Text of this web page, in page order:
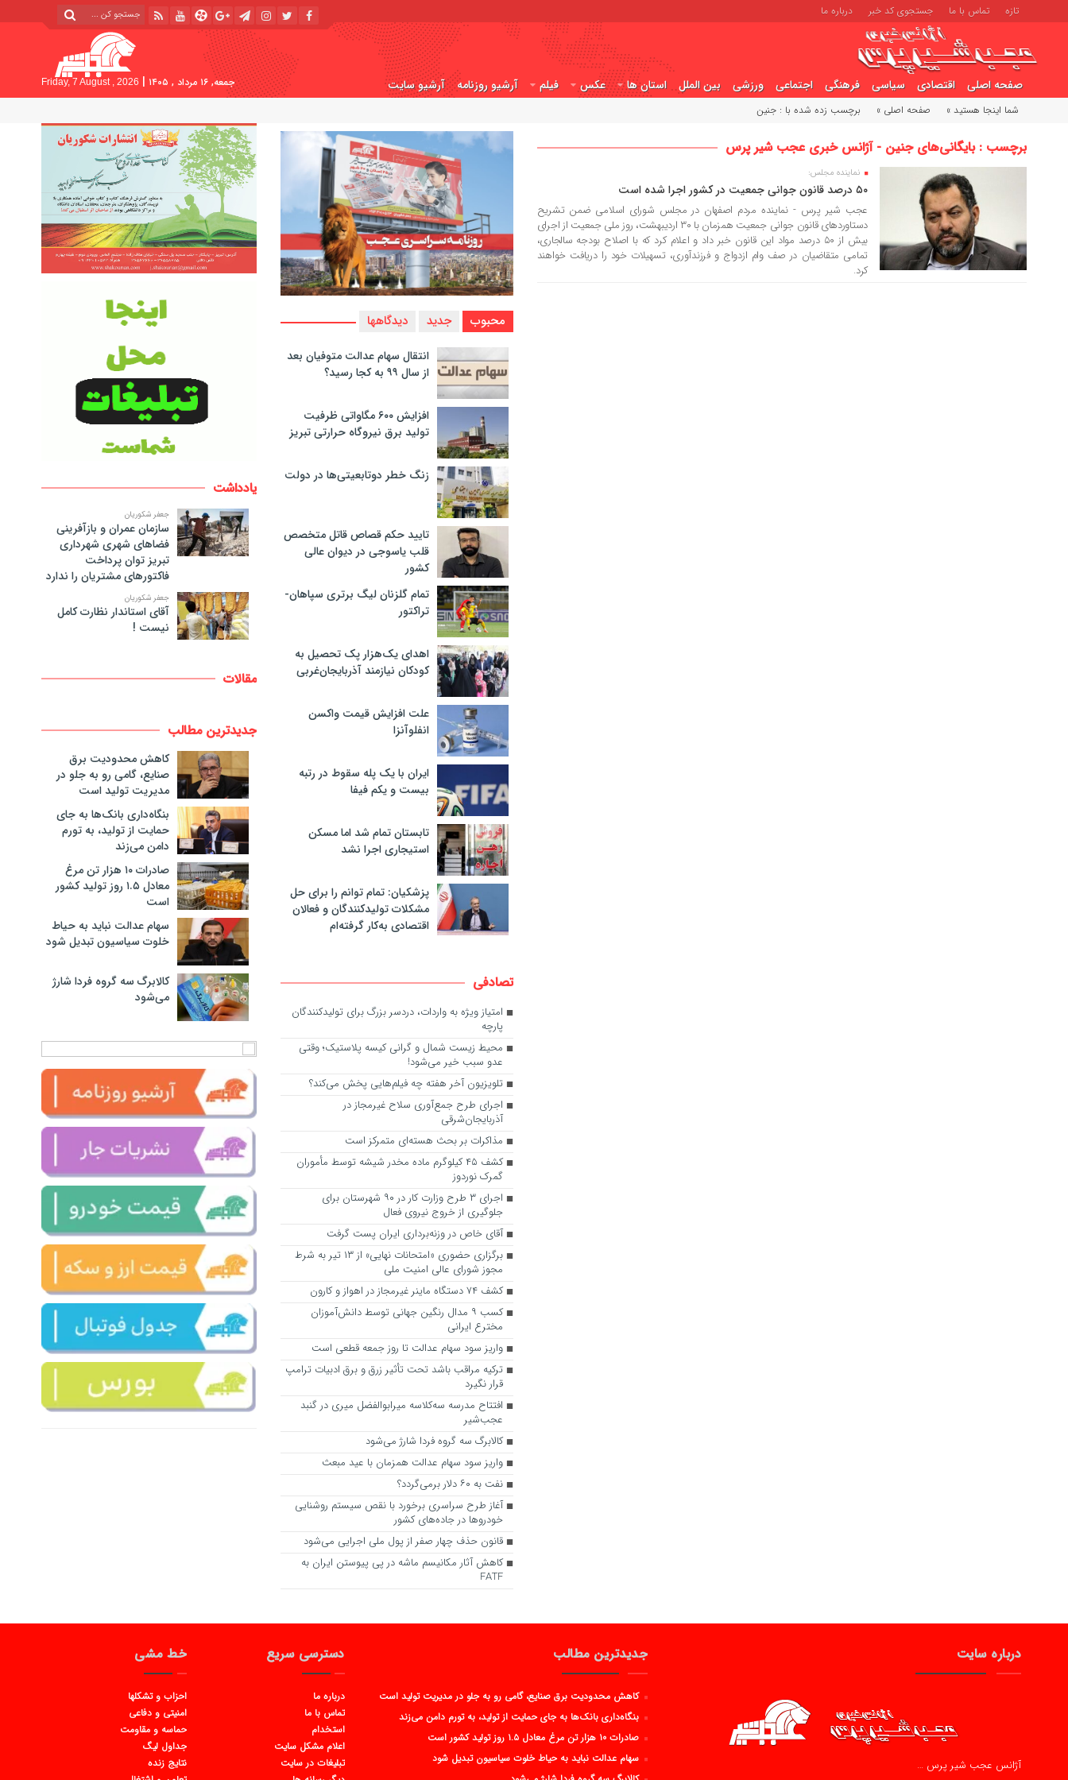
تازه تماس با ما جستجوی کد خبر درباره ما
صفحه اصلی اقتصادی سیاسی فرهنگی اجتماعی ورزشی بین الملل استان ها عکس فیلم آرشیو روزنامه آرشیو سایت جمعه, ۱۶ مرداد , ۱۴۰۵ |
Friday, 7 August , 2026
شما اینجا هستید » صفحه اصلی » برچسب زده شده با : جنین
برچسب : بایگانی‌های جنین - آژانس خبری عجب شیر پرس
نماینده مجلس:
۵۰ درصد قانون جوانی جمعیت در کشور اجرا شده است
عجب شیر پرس - نماینده مردم اصفهان در مجلس شورای اسلامی ضمن تشریح
دستاوردهای قانون جوانی جمعیت همزمان با ۳۰ اردیبهشت، روز ملی جمعیت از اجرای
بیش از ۵۰ درصد مواد این قانون خبر داد و اعلام کرد که با اصلاح بودجه سالجاری،
تمامی متقاضیان در صف وام ازدواج و فرزندآوری، تسهیلات خود را دریافت خواهند
کرد.
محبوب جدید دیدگاهها
انتقال سهام عدالت متوفیان بعد
از سال ۹۹ به کجا رسید؟
افزایش ۶۰۰ مگاواتی ظرفیت
تولید برق نیروگاه حرارتی تبریز
زنگ خطر دوتابعیتی‌ها در دولت
تایید حکم قصاص قاتل متخصص
قلب یاسوجی در دیوان عالی
کشور
تمام گلزنان لیگ‌ برتری سپاهان-
تراکتور
اهدای یک‌هزار پک تحصیل به
کودکان نیازمند آذربایجان‌غربی
علت افزایش قیمت واکسن
انفلوآنزا
ایران با یک پله سقوط در رتبه
بیست و یکم فیفا
تابستان تمام شد اما مسکن
استیجاری اجرا نشد
پزشکیان: تمام توانم را برای حل
مشکلات تولیدکنندگان و فعالان
اقتصادی به‌کار گرفته‌ام
تصادفی
امتیاز ویژه به واردات، دردسر بزرگ برای تولیدکنندگان
پارچه
محیط زیست شمال و گرانی کیسه پلاستیک؛ وقتی
عدو سبب خیر می‌شود!
تلویزیون آخر هفته چه فیلم‌هایی پخش می‌کند؟
اجرای طرح جمع‌آوری سلاح غیرمجاز در
آذربایجان‌شرقی
مذاکرات بر بحث هسته‌ای متمرکز است
کشف ۴۵ کیلوگرم ماده مخدر شیشه توسط مأموران
گمرک نوردوز
اجرای ۳ طرح وزارت کار در ۹۰ شهرستان برای
جلوگیری از خروج نیروی فعال
آقای خاص در وزنه‌برداری ایران پست گرفت
برگزاری حضوری «امتحانات نهایی» از ۱۳ تیر به شرط
مجوز شورای عالی امنیت ملی
کشف ۷۴ دستگاه ماینر غیرمجاز در اهواز و کارون
کسب ۹ مدال رنگین جهانی توسط دانش‌آموزان
مخترع ایرانی
واریز سود سهام عدالت تا روز جمعه قطعی است
ترکیه مراقب باشد تحت تأثیر زرق و برق ادبیات ترامپ
قرار نگیرد
افتتاح مدرسه سه‌کلاسه میرابوالفضل میری در گنبد
عجب‌شیر
کالابرگ سه گروه فردا شارژ می‌شود
واریز سود سهام عدالت همزمان با عید مبعث
نفت به ۶۰ دلار برمی‌گردد؟
آغاز طرح سراسری برخورد با نقص سیستم روشنایی
خودروها در جاده‌های کشور
قانون حذف چهار صفر از پول ملی اجرایی می‌شود
کاهش آثار مکانیسم ماشه در پی پیوستن ایران به
FATF
یادداشت
جعفر شکوریان
سازمان عمران و بازآفرینی
فضاهای شهری شهرداری
تبریز توان پرداخت
فاکتورهای مشتریان را ندارد
جعفر شکوریان
آقای استاندار نظارت کامل
نیست !
مقالات
جدیدترین مطالب
کاهش محدودیت برق
صنایع، گامی رو به جلو در
مدیریت تولید است
بنگاه‌داری بانک‌ها به جای
حمایت از تولید، به تورم
دامن می‌زند
صادرات ۱۰ هزار تن مرغ
معادل ۱.۵ روز تولید کشور
است
سهام عدالت نباید به حیاط
خلوت سیاسیون تبدیل شود
کالابرگ سه گروه فردا شارژ
می‌شود
درباره سایت
آژانس عجب شیر پرس …
جدیدترین مطالب
کاهش محدودیت برق صنایع، گامی رو به جلو در مدیریت تولید است
بنگاه‌داری بانک‌ها به جای حمایت از تولید، به تورم دامن می‌زند
صادرات ۱۰ هزار تن مرغ معادل ۱.۵ روز تولید کشور است
سهام عدالت نباید به حیاط خلوت سیاسیون تبدیل شود
دسترسی سریع
درباره ما
تماس با ما
استخدام
اعلام مشکل سایت
تبلیغات در سایت
خط مشی
احزاب و تشکلها
امنیتی و دفاعی
حماسه و مقاومت
جداول لیگ
نتایج زنده